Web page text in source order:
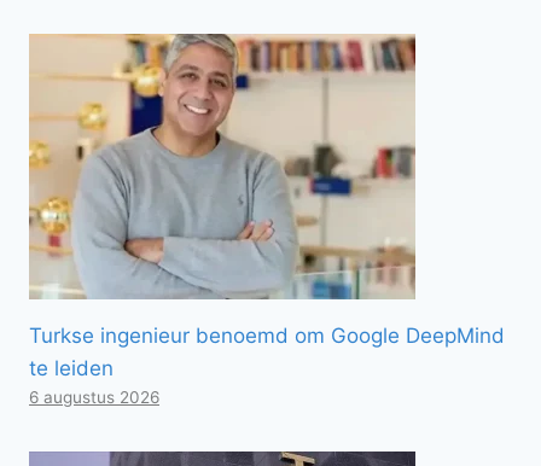
Turkse ingenieur benoemd om Google DeepMind
te leiden
6 augustus 2026